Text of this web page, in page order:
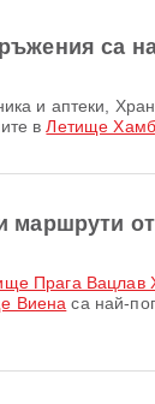
са
вЛетище
маршрути
Прага Вацлав
Виена са най-